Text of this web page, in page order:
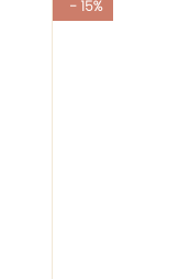
- 15%